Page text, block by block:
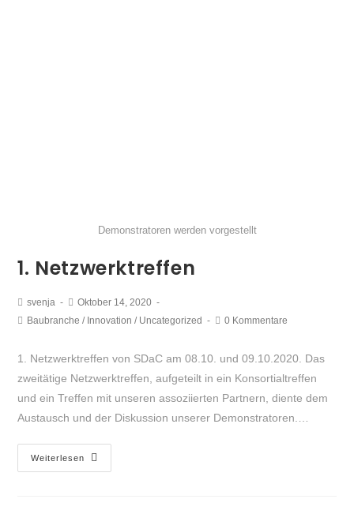
Demonstratoren werden vorgestellt
1. Netzwerktreffen
svenja
Oktober 14, 2020
Baubranche / Innovation / Uncategorized 0 Kommentare
1. Netzwerktreffen von SDaC am 08.10. und 09.10.2020. Das
zweitätige Netzwerktreffen, aufgeteilt in ein Konsortialtreffen
und ein Treffen mit unseren assoziierten Partnern, diente dem
Austausch und der Diskussion unserer Demonstratoren.…
Weiterlesen